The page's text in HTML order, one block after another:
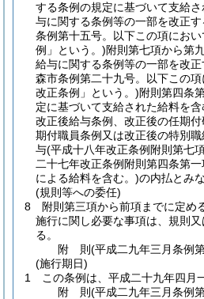
する条例の規定に基づいて支給
与に関する条例等の一部を改正す
条例第十五号。以下この項にお
例」という。)附則第七項から第
給与に関する条例等の一部を改正
森市条例第二十九号。以下この
改正条例」という。)附則第四条
定に基づいて支給された給料を含
改正後給与条例、改正後の任期
期付職員条例又は改正後の特別
与(平成十八年改正条例附則第七
二十七年改正条例附則第四条第
による給料を含む。)の内払とみな
(規則等への委任)
8
附則第三項から前項までに定め
施行に関し必要な事項は、規則
る。
附 則(平成二九年三月条例
(施行期日)
1
この条例は、平成二十九年四月
附 則(平成二九年三月条例